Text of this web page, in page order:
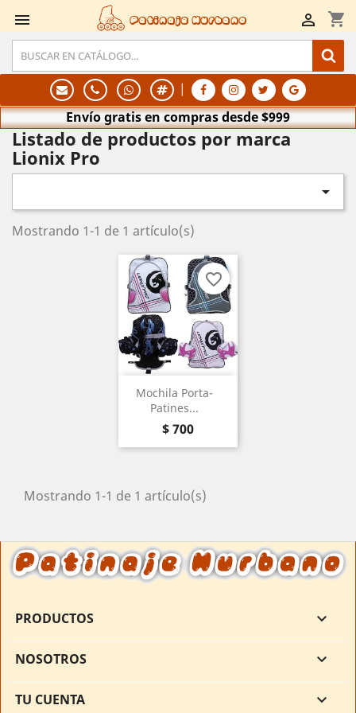
 shopping_cart

Patinaje Hurbano
|
Envío gratis en compras desde $999
Listado de productos por marca
Lionix Pro

Mostrando 1-1 de 1 artículo(s)
Mochila Porta-
Patines...
Precio
$ 700
favorite_border
Mostrando 1-1 de 1 artículo(s)
PRODUCTOS 
NOSOTROS 
TU CUENTA 